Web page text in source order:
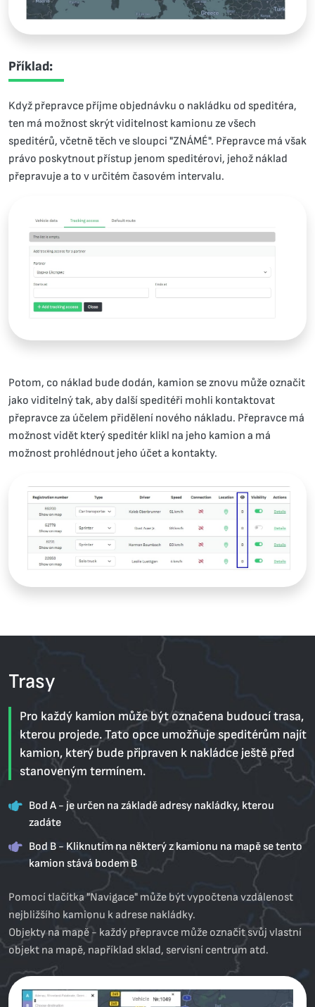
Příklad:
Když přepravce příjme objednávku o nakládku od speditéra,
ten má možnost skrýt viditelnost kamionu ze všech
speditérů, včetně těch ve sloupci "ZNÁMÉ". Přepravce má však
právo poskytnout přístup jenom speditérovi, jehož náklad
přepravuje a to v určitém časovém intervalu.
Potom, co náklad bude dodán, kamion se znovu může označit
jako viditelný tak, aby další speditéři mohli kontaktovat
přepravce za účelem přidělení nového nákladu. Přepravce má
možnost vidět který speditér klikl na jeho kamion a má
možnost prohlédnout jeho účet a kontakty.
Trasy
Pro každý kamion může být označena budoucí trasa,
kterou projede. Tato opce umožňuje speditérům najít
kamion, který bude připraven k nakládce ještě před
stanoveným termínem.
Bod A - je určen na základě adresy nakládky, kterou
zadáte
Bod В - Kliknutím na některý z kamionu na mapě se tento
kamion stává bodem В
Pomocí tlačítka "Navigace" může být vypočtena vzdálenost
nejbližšího kamionu k adrese nakládky.
Objekty na mapě - každý přepravce může označit svůj vlastní
objekt na mapě, například sklad, servisní centrum atd.